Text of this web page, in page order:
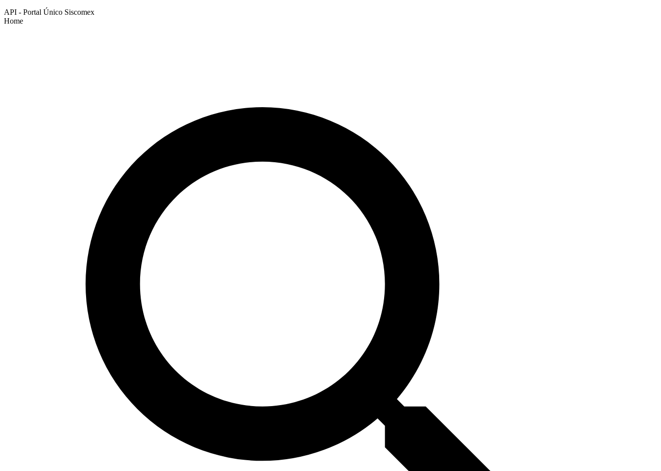
API - Portal Único Siscomex
Home